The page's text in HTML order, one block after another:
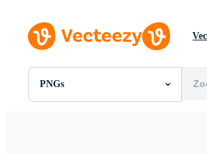
PNGs
Alle Afbeeldingen